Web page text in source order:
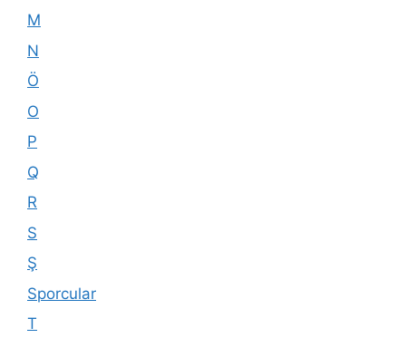
M
N
Ö
O
P
Q
R
S
Ş
Sporcular
T